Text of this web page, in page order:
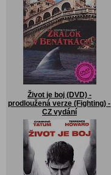
Život je boj (DVD) -
prodloužená verze (Fighting) -
CZ vydání